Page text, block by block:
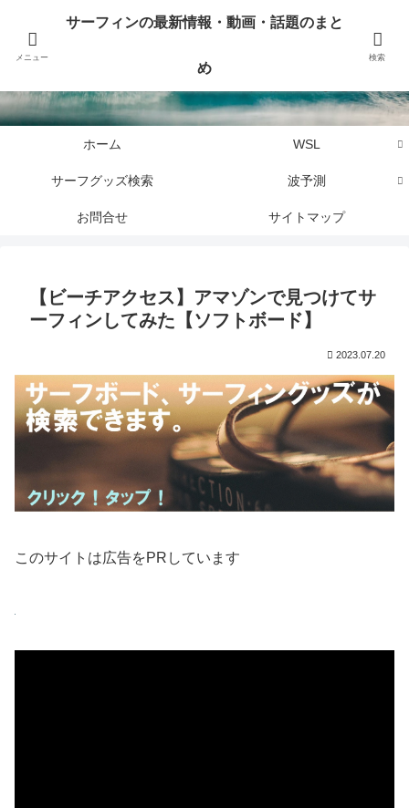
サーフィンに関するニュース・話題や最新情報を写真、画像、動画でまとめて
ホーム WSL
サーフグッズ検索 波予測
お問合せ サイトマップ
【ビーチアクセス】アマゾンで見つけてサ
ーフィンしてみた【ソフトボード】
2023.07.20
このサイトは広告をPRしています
メニュー
サーフィンの最新情報・動画・話題のまと
め
検索